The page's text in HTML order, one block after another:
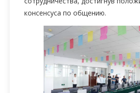
консенсуса по общению.